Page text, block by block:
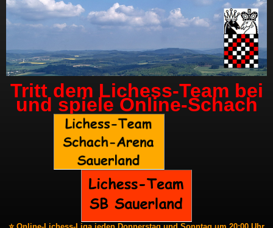
Tritt dem Lichess-Team bei
und spiele Online-Schach